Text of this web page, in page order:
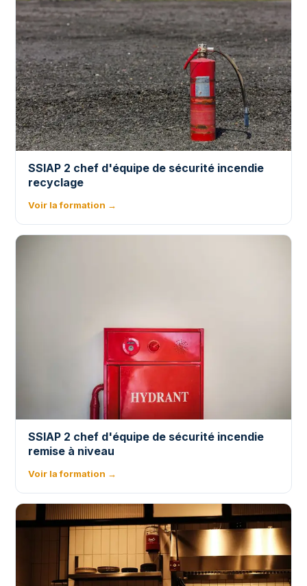
SSIAP 2 chef d'équipe de sécurité incendie
recyclage
Voir la formation →
SSIAP 2 chef d'équipe de sécurité incendie
remise à niveau
Voir la formation →